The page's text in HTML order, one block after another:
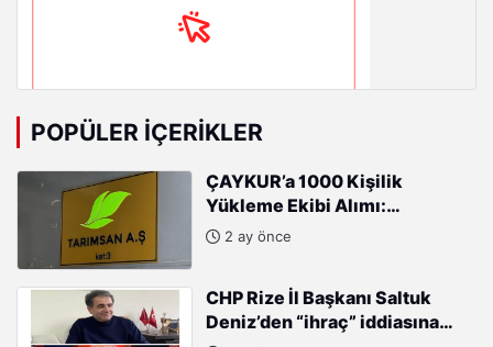
POPÜLER İÇERIKLER
ÇAYKUR’a 1000 Kişilik
Yükleme Ekibi Alımı:
Başvurular Başladı
2 ay önce
CHP Rize İl Başkanı Saltuk
Deniz’den “ihraç” iddiasına